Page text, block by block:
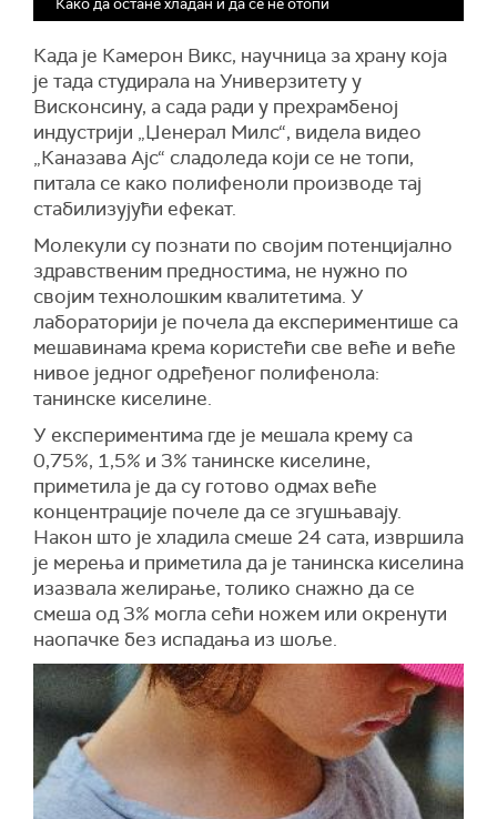
Како да остане хладан и да се не отопи
Када је Камерон Викс, научница за храну која
је тада студирала на Универзитету у
Висконсину, а сада ради у прехрамбеној
индустрији „Џенерал Милс“, видела видео
„Каназава Ајс“ сладоледа који се не топи,
питала се како полифеноли производе тај
стабилизујући ефекат.
Молекули су познати по својим потенцијално
здравственим предностима, не нужно по
својим технолошким квалитетима. У
лабораторији је почела да експериментише са
мешавинама крема користећи све веће и веће
нивое једног одређеног полифенола:
танинске киселине.
У експериментима где је мешала крему са
0,75%, 1,5% и 3% танинске киселине,
приметила је да су готово одмах веће
концентрације почеле да се згушњавају.
Након што је хладила смеше 24 сата, извршила
је мерења и приметила да је танинска киселина
изазвала желирање, толико снажно да се
смеша од 3% могла сећи ножем или окренути
наопачке без испадања из шоље.